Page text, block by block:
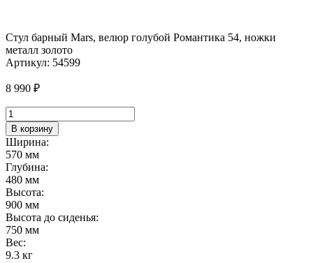
Стул барный Mars, велюр голубой Романтика 54, ножки
металл золото
Артикул: 54599
8 990 ₽
Количество
товара
Стул
барный
Mars,
велюр
голубой
Романтика
54,
ножки
металл
золото
В корзину
Ширина:
570 мм
Глубина:
480 мм
Высота:
900 мм
Высота до сиденья:
750 мм
Вес:
9.3 кг